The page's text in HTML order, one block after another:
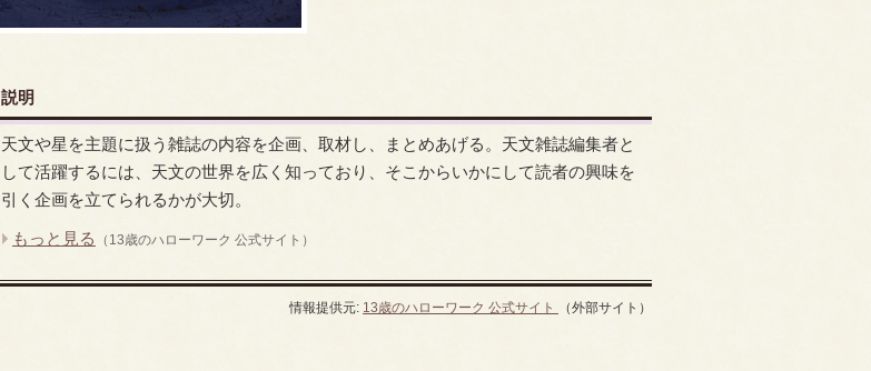
説明
天文や星を主題に扱う雑誌の内容を企画、取材し、まとめあげる。天文雑誌編集者と
して活躍するには、天文の世界を広く知っており、そこからいかにして読者の興味を
引く企画を立てられるかが大切。
もっと見る （13歳のハローワーク 公式サイト）
情報提供元: 13歳のハローワーク 公式サイト （外部サイト）